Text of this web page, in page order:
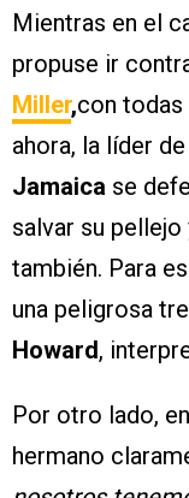
Mientras en el
propuse ir
Miller,con todas
ahora, la líder
Jamaica se
salvar su pellejo
también. Para
una peligrosa
Howard,
Por otro lado,
hermano